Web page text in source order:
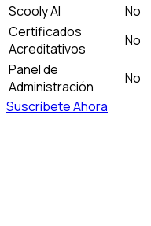
Scooly AI
No
Certificados
Acreditativos
No
Panel de
Administración
No
Suscríbete Ahora